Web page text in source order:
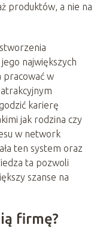
produktów, a nie na
największych
pracować w
karierę
jak rodzina czy
w network
ten system oraz
ta pozwoli
szanse na
firmę?